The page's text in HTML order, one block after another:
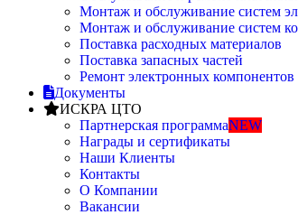
Монтаж и обслуживание систем
Монтаж и обслуживание систем
Поставка расходных материалов
Поставка запасных частей
Ремонт электронных компонентов
Документы
ИСКРА ЦТО
Партнерская программаNEW
Награды и сертификаты
Наши Клиенты
Контакты
О Компании
Вакансии